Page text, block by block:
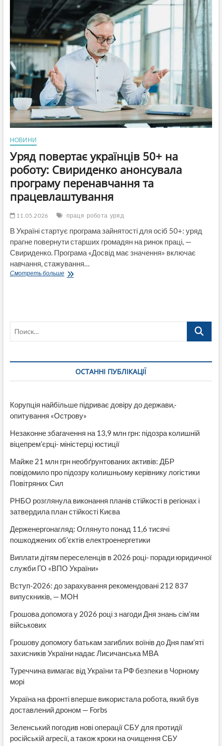
керівника
САП
Синюк
до
витоку
інформації
операції
НОВИНИ
Уряд повертає українців 50+ на
роботу: Свириденко анонсувала
програму перенавчання та
працевлаштування
11.05.2026 праця робота уряд
В Україні стартує програма зайнятості для осіб 50+: уряд
прагне повернути старших громадян на ринок праці, —
Свириденко. Програма «Досвід має значення» включає
навчання, стажування…
Смотреть большеУряд
та
працевлаштування
Поиск…
ОСТАННІ ПУБЛІКАЦІЇ
Корупція найбільше підриває довіру до держави,-
опитування «Острову»
Незаконне збагачення на 13,9 млн грн: підозра колишній
віцепрем’єрці- міністерці юстиції
Майже 21 млн грн необґрунтованих активів: ДБР
повідомило про підозру колишньому керівнику логістики
Повітряних Сил
РНБО розглянула виконання планів стійкості в регіонах і
затвердила план стійкості Києва
Держенергонагляд: Оглянуто понад 11,6 тисячі
пошкоджених об’єктів електроенергетики
Виплати дітям переселенців в 2026 році- поради юридичної
служби ГО «ВПО України»
Вступ-2026: до зарахування рекомендовані 212 837
випускників, — МОН
Грошова допомога у 2026 році з нагоди Дня знань сім’ям
військових
Грошову допомогу батькам загиблих воїнів до Дня пам’яті
захисників України надає Лисичанська МВА
Туреччина вимагає від України та РФ безпеки в Чорному
морі
Україна на фронті вперше використала робота, який був
доставлений дроном — Forbs
Зеленський погодив нові операції СБУ для протидії
російській агресії, а також кроки на очищення СБУ